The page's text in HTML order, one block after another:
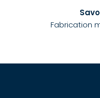
Fabrication